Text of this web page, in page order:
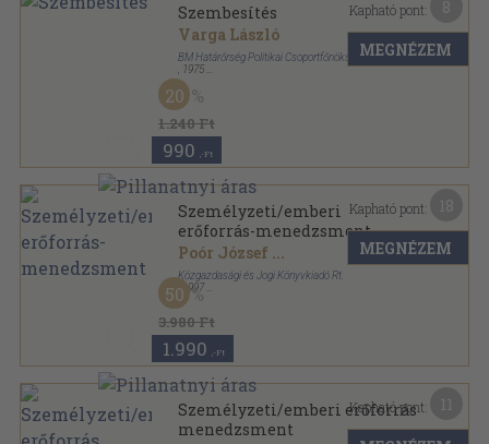
Szembesítés
Varga László
BM Határőrség Politikai Csoportfőnöksége
1975
Ragasztott papírkötés
Határőrök kiskönyvtára sorozat
1.240 Ft
20
990 ,-Ft
Kapható pont:
MEGNÉZEM
Személyzeti/emberi
erőforrás-menedzsment
Poór József ...
Közgazdasági és Jogi Könyvkiadó Rt.
, 1997
Ragasztott papírkötés
3.980 Ft
50
1.990 ,-Ft
Kapható pont:
MEGNÉZEM
Személyzeti/emberi erőforrás
menedzsment
Kapható pont: